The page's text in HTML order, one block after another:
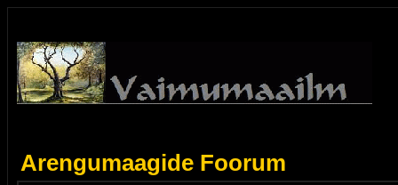
Arengumaagide Foorum